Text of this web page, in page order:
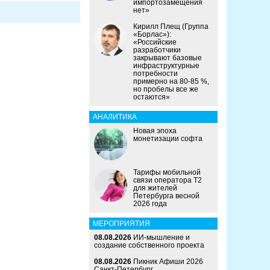
импортозамещения
нет»
Кирилл Плещ (Группа
«Борлас»):
«Российские
разработчики
закрывают базовые
инфраструктурные
потребности
примерно на 80-85 %,
но пробелы все же
остаются»
АНАЛИТИКА
Новая эпоха
монетизации софта
Тарифы мобильной
связи оператора Т2
для жителей
Петербурга весной
2026 года
МЕРОПРИЯТИЯ
08.08.2026 ИИ-мышление и
создание собственного проекта
08.08.2026 Пикник Афиши 2026